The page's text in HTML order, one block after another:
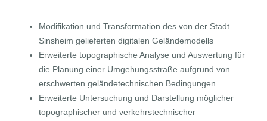
Modifikation und Transformation des von der Stadt
Sinsheim gelieferten digitalen Geländemodells
Erweiterte topographische Analyse und Auswertung für
die Planung einer Umgehungsstraße aufgrund von
erschwerten geländetechnischen Bedingungen
Erweiterte Untersuchung und Darstellung möglicher
topographischer und verkehrstechnischer